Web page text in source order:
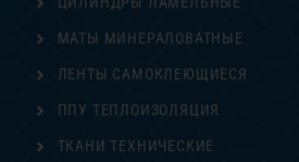
МАТЫ МИНЕРАЛОВАТНЫЕ
ЛЕНТЫ САМОКЛЕЮЩИЕСЯ
ППУ ТЕПЛОИЗОЛЯЦИЯ
ТКАНИ ТЕХНИЧЕСКИЕ